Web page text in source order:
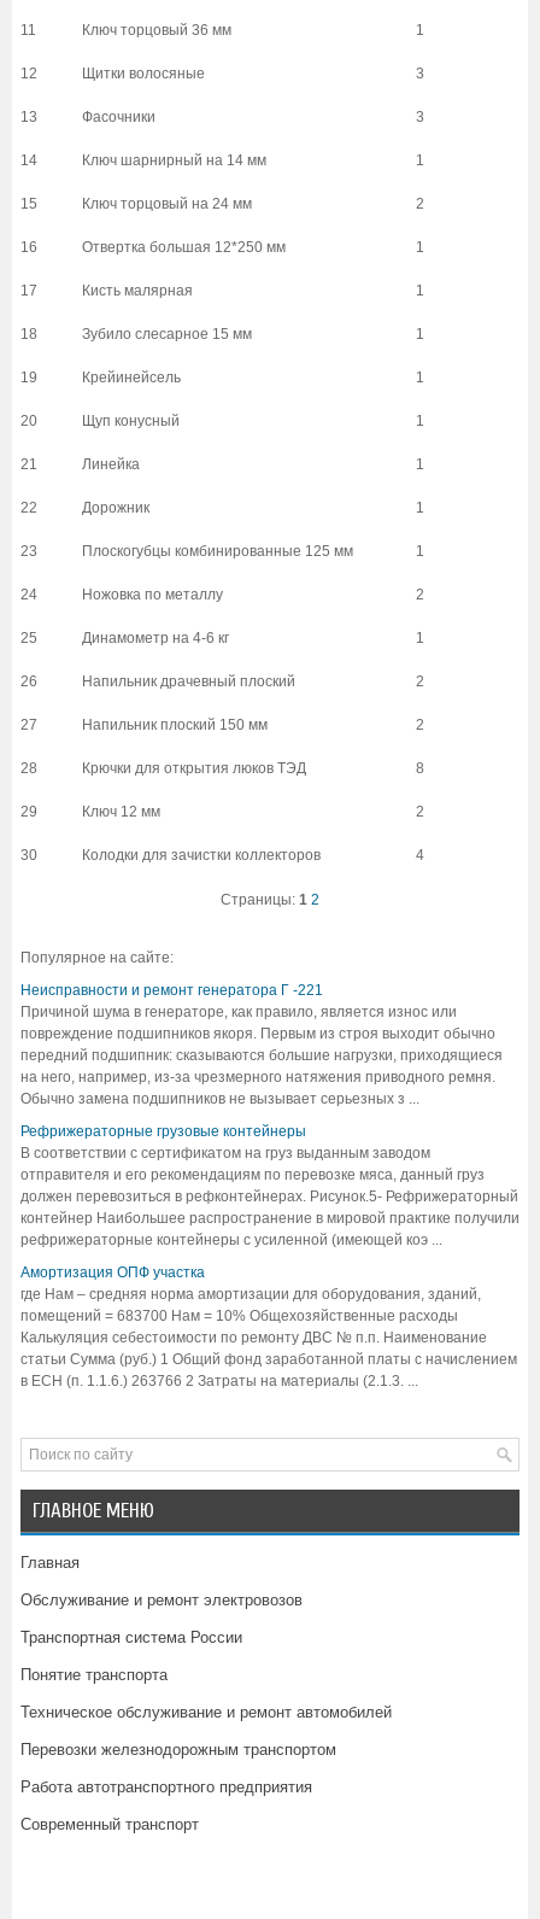
11 Ключ торцовый 36 мм 1
12 Щитки волосяные 3
13 Фасочники 3
14 Ключ шарнирный на 14 мм 1
15 Ключ торцовый на 24 мм 2
16 Отвертка большая 12*250 мм 1
17 Кисть малярная 1
18 Зубило слесарное 15 мм 1
19 Крейинейсель 1
20 Щуп конусный 1
21 Линейка 1
22 Дорожник 1
23 Плоскогубцы комбинированные 125 мм 1
24 Ножовка по металлу 2
25 Динамометр на 4-6 кг 1
26 Напильник драчевный плоский 2
27 Напильник плоский 150 мм 2
28 Крючки для открытия люков ТЭД 8
29 Ключ 12 мм 2
30 Колодки для зачистки коллекторов 4
Страницы: 1 2
Популярное на сайте:
Неисправности и ремонт генератора Г -221
Причиной шума в генераторе, как правило, является износ или
повреждение подшипников якоря. Первым из строя выходит обычно
передний подшипник: сказываются большие нагрузки, приходящиеся
на него, например, из-за чрезмерного натяжения приводного ремня.
Обычно замена подшипников не вызывает серьезных з ...
Рефрижераторные грузовые контейнеры
В соответствии с сертификатом на груз выданным заводом
отправителя и его рекомендациям по перевозке мяса, данный груз
должен перевозиться в рефконтейнерах. Рисунок.5- Рефрижераторный
контейнер Наибольшее распространение в мировой практике получили
рефрижераторные контейнеры с усиленной (имеющей коэ ...
Амортизация ОПФ участка
где Нам – средняя норма амортизации для оборудования, зданий,
помещений = 683700 Нам = 10% Общехозяйственные расходы
Калькуляция себестоимости по ремонту ДВС № п.п. Наименование
статьи Сумма (руб.) 1 Общий фонд заработанной платы с начислением
в ЕСН (п. 1.1.6.) 263766 2 Затраты на материалы (2.1.3. ...
ГЛАВНОЕ МЕНЮ
Главная
Обслуживание и ремонт электровозов
Транспортная система России
Понятие транспорта
Техническое обслуживание и ремонт автомобилей
Перевозки железнодорожным транспортом
Работа автотранспортного предприятия
Современный транспорт